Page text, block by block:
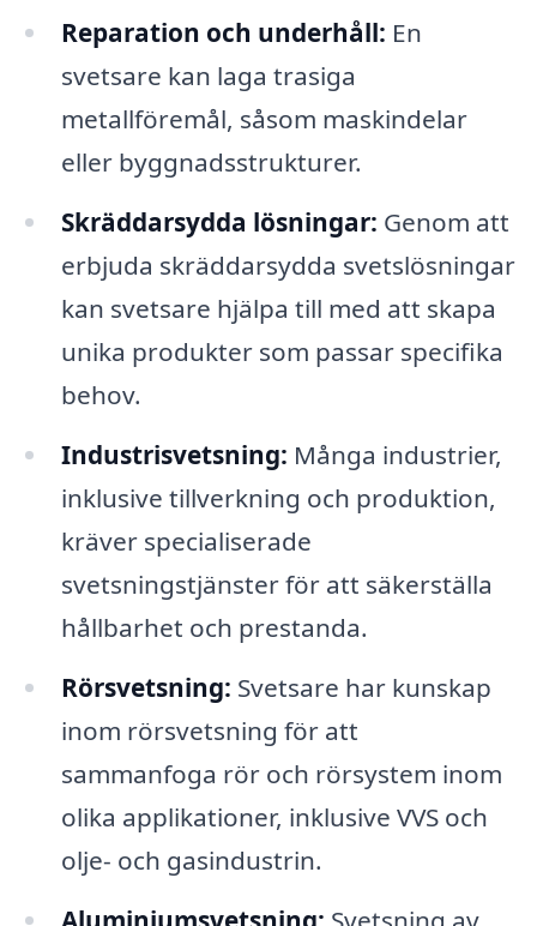
Reparation och underhåll: En
svetsare kan laga trasiga
metallföremål, såsom maskindelar
eller byggnadsstrukturer.
Skräddarsydda lösningar: Genom att
erbjuda skräddarsydda svetslösningar
kan svetsare hjälpa till med att skapa
unika produkter som passar specifika
behov.
Industrisvetsning: Många industrier,
inklusive tillverkning och produktion,
kräver specialiserade
svetsningstjänster för att säkerställa
hållbarhet och prestanda.
Rörsvetsning: Svetsare har kunskap
inom rörsvetsning för att
sammanfoga rör och rörsystem inom
olika applikationer, inklusive VVS och
olje- och gasindustrin.